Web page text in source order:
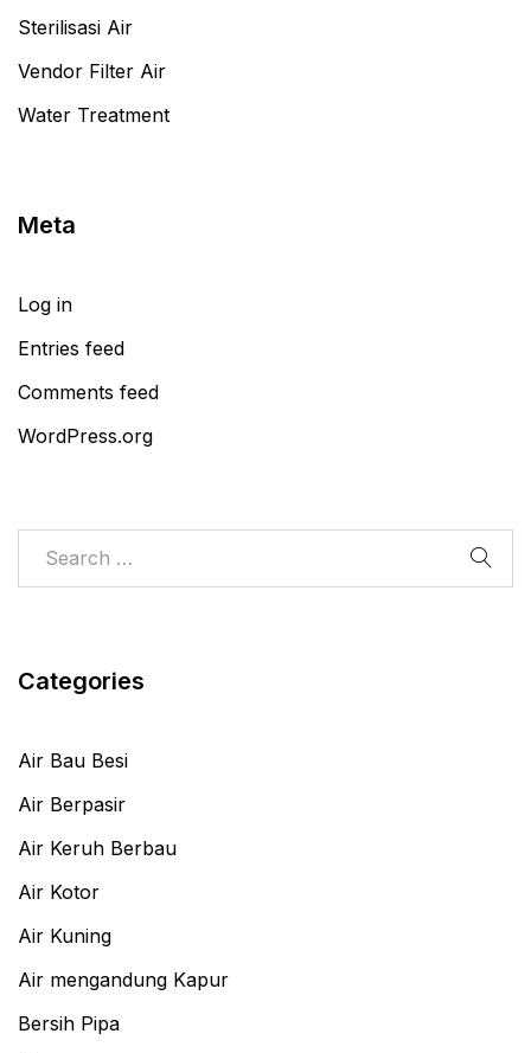
Sterilisasi Air
Vendor Filter Air
Water Treatment
Meta
Log in
Entries feed
Comments feed
WordPress.org
Categories
Air Bau Besi
Air Berpasir
Air Keruh Berbau
Air Kotor
Air Kuning
Air mengandung Kapur
Bersih Pipa